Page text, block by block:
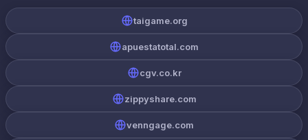
taigame.org
apuestatotal.com
cgv.co.kr
zippyshare.com
venngage.com